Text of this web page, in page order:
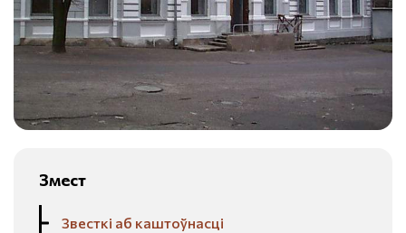
Змест
Звесткі аб каштоўнасці